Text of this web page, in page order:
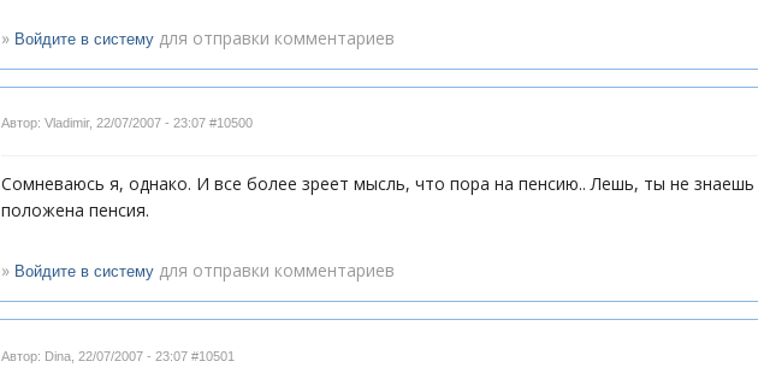
» Войдите в систему для отправки комментариев
Автор: Vladimir, 22/07/2007 - 23:07 #10500
Сомневаюсь я, однако. И все более зреет мысль, что пора на пенсию.. Лешь, ты не
положена пенсия.
» Войдите в систему для отправки комментариев
Автор: Dina 22/07/2007 - 23:07 #10501